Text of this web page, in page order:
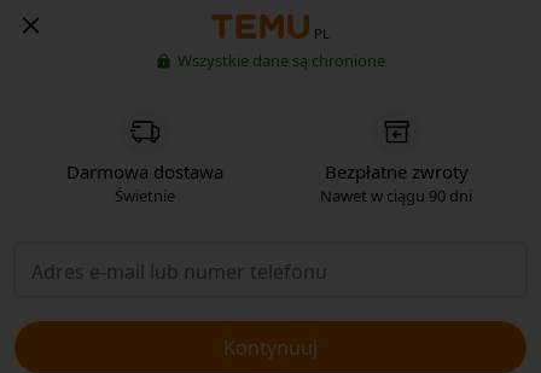
PL
Wszystkie dane są chronione
Darmowa dostawa
Świetnie
Bezpłatne zwroty
Nawet w ciągu 90 dni
Kontynuuj